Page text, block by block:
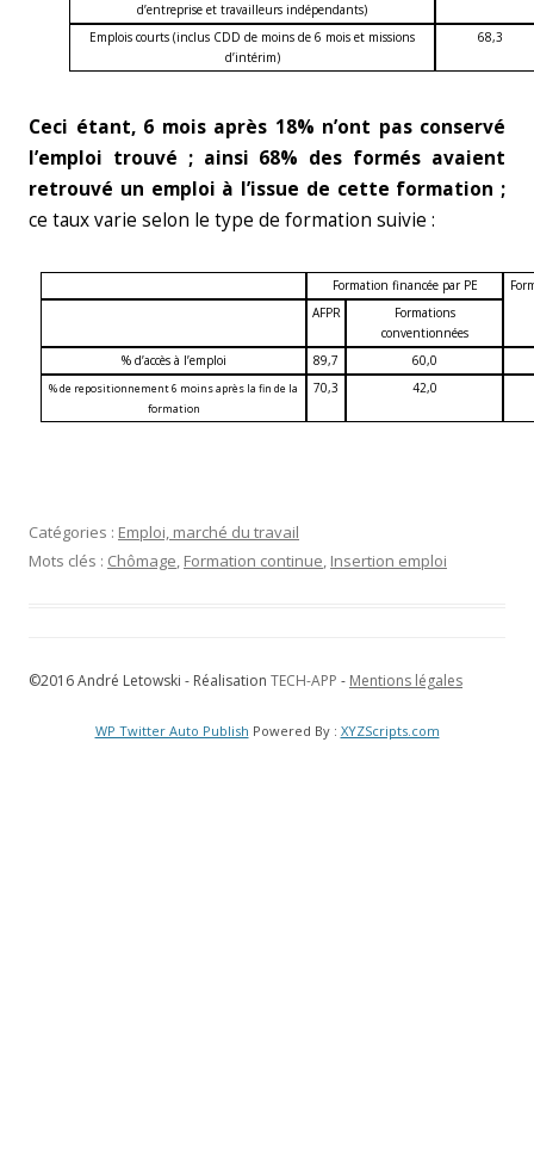
d’entreprise et travailleurs indépendants)
Emplois courts (inclus CDD de moins de 6 mois et missions
d’intérim)
68,3
Ceci étant, 6 mois après 18% n’ont pas conservé
l’emploi trouvé ; ainsi 68% des formés avaient
retrouvé un emploi à l’issue de cette formation ;
ce taux varie selon le type de formation suivie :
Formation financée par PE
AFPR
Formations
conventionnées
% d’accès à l’emploi
89,7 60,0
% de repositionnement 6 moins après la fin de la
formation
70,3 42,0
Catégories : Emploi, marché du travail
Mots clés : Chômage, Formation continue, Insertion emploi
©2016 André Letowski - Réalisation TECH-APP - Mentions légales
WP Twitter Auto Publish Powered By : XYZScripts.com